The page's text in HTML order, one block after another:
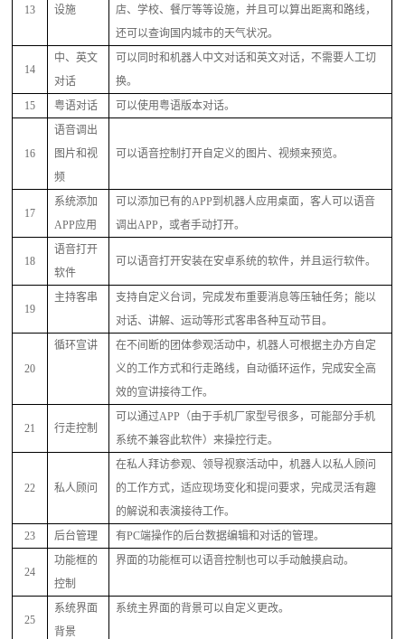
13 设施
店、学校、餐厅等等设施，并且可以算出距离和路线，
还可以查询国内城市的天气状况。
14
中、英文
对话
可以同时和机器人中文对话和英文对话，不需要人工切
换。
15
粤语对话 可以使用粤语版本对话。
16
语音调出
图片和视
频
可以语音控制打开自定义的图片、视频来预览。
17
系统添加
APP应用
可以添加已有的APP到机器人应用桌面，客人可以语音
调出APP，或者手动打开。
18
语音打开
软件
可以语音打开安装在安卓系统的软件，并且运行软件。
19
主持客串
支持自定义台词，完成发布重要消息等压轴任务；能以
对话、讲解、运动等形式客串各种互动节目。
20
循环宣讲
在不间断的团体参观活动中，机器人可根据主办方自定
义的工作方式和行走路线，自动循环运作，完成安全高
效的宣讲接待工作。
21 行走控制
可以通过APP（由于手机厂家型号很多，可能部分手机
系统不兼容此软件）来操控行走。
22 私人顾问
在私人拜访参观、领导视察活动中，机器人以私人顾问
的工作方式，适应现场变化和提问要求，完成灵活有趣
的解说和表演接待工作。
23
后台管理 有PC端操作的后台数据编辑和对话的管理。
24
功能框的
控制
界面的功能框可以语音控制也可以手动触摸启动。
25
系统界面
背景
系统主界面的背景可以自定义更改。